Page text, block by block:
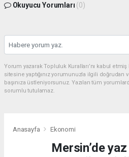
Okuyucu Yorumları (0)
Yorum yazarak Topluluk Kuralları’nı kabul
sitesine yaptığınız yorumunuzla ilgili doğrudan
başınıza üstleniyorsunuz. Yazılan tüm
sorumlu tutulamaz.
Anasayfa Ekonomi
Mersin’de yaz